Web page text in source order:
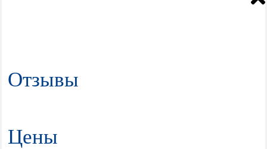
Отзывы
Цены